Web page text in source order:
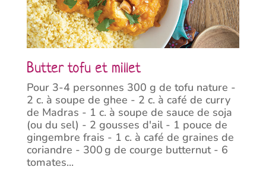
Butter tofu et millet
Pour 3-4 personnes 300 g de tofu nature -
2 c. à soupe de ghee - 2 c. à café de curry
de Madras - 1 c. à soupe de sauce de soja
(ou du sel) - 2 gousses d'ail - 1 pouce de
gingembre frais - 1 c. à café de graines de
coriandre - 300 g de courge butternut - 6
tomates...